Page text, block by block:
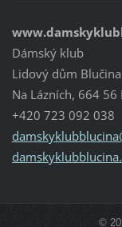
Dámský klub
Lidový dům Blučina
Na Lázních, 664 56
+420 723 092 038
©